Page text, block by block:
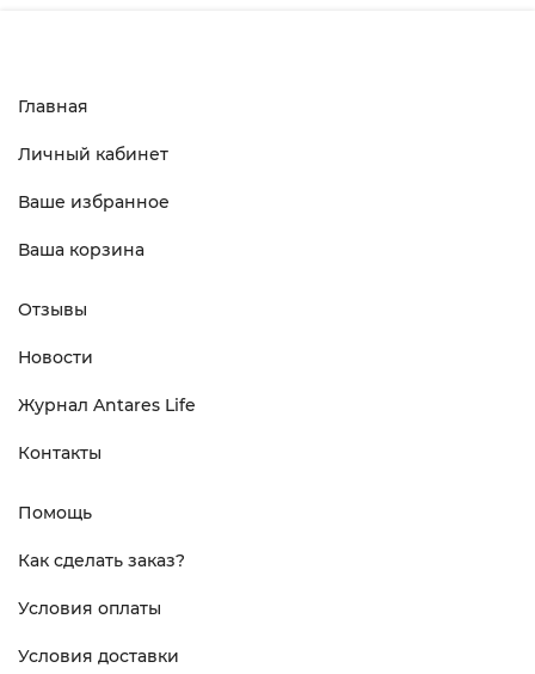
Главная
Личный кабинет
Ваше избранное
Ваша корзина
Отзывы
Новости
Журнал Antares Life
Контакты
Помощь
Как сделать заказ?
Условия оплаты
Условия доставки